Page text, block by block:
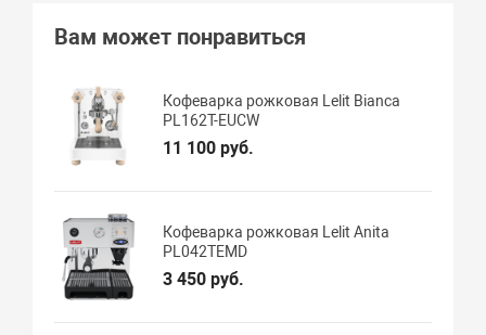
Вам может понравиться
Кофеварка рожковая Lelit Bianca
PL162T-EUCW
11 100 руб.
Кофеварка рожковая Lelit Anita
PL042TEMD
3 450 руб.